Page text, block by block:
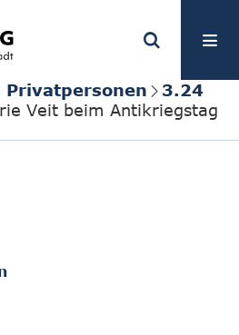
Privatpersonen
3.24
Veit beim Antikriegstag